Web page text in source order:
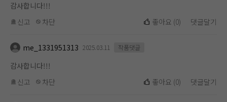
감사합니다!!!
신고
차단 좋아요 (0) 댓글달기
me_1331951313 2025.03.11 작품댓글
감사합니다!!!
신고
차단 좋아요 (0) 댓글달기